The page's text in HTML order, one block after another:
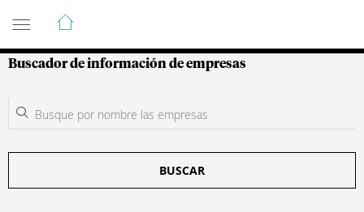
Guía de Empresas Colombianas
Buscador de información de empresas
BUSCAR